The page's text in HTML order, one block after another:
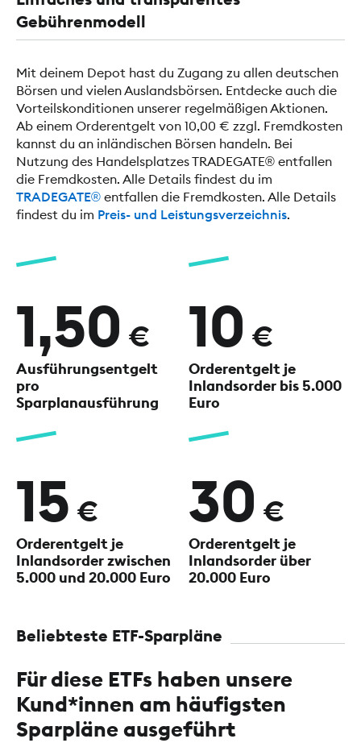
Gebührenmodell
Mit deinem Depot hast du Zugang zu allen deutschen
Börsen und vielen Auslandsbörsen. Entdecke auch die
Vorteilskonditionen unserer regelmäßigen Aktionen.
Ab einem Orderentgelt von 10,00 € zzgl. Fremdkosten
kannst du an inländischen Börsen handeln. Bei
Nutzung des Handelsplatzes TRADEGATE® entfallen
die Fremdkosten. Alle Details findest du im
TRADEGATE® entfallen die Fremdkosten. Alle Details
findest du im Preis- und Leistungsverzeichnis.
1,50 €
Ausführungsentgelt
pro
Sparplanausführung
10 €
Orderentgelt je
Inlandsorder bis 5.000
Euro
15 €
Orderentgelt je
Inlandsorderzwischen
5.000 und 20.000 Euro
30 €
Orderentgelt je
Inlandsorder über
20.000 Euro
Beliebteste ETF-Sparpläne
Für diese ETFs haben unsere
Kund*innen am häufigsten
Sparpläne ausgeführt